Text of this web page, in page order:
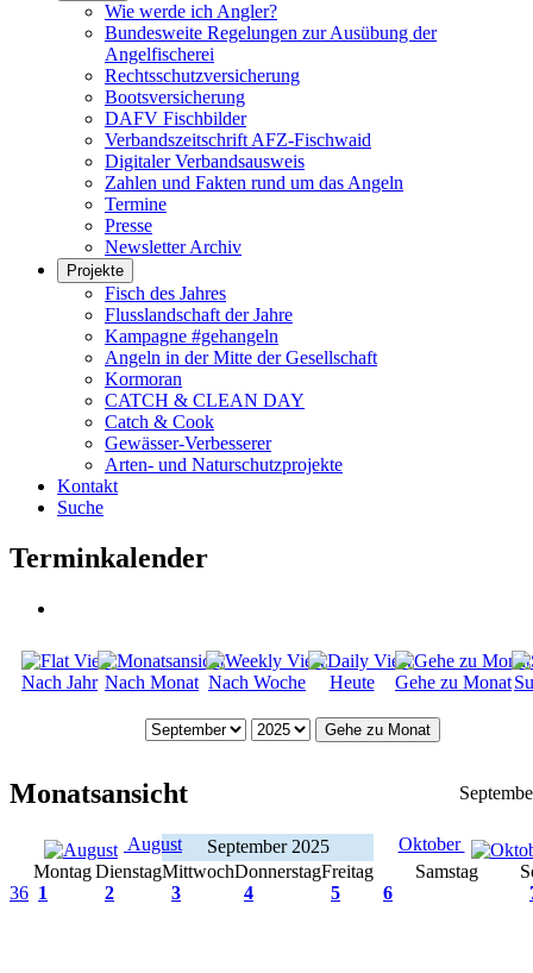
Wie werde ich Angler?
Bundesweite Regelungen zur Ausübung der
Angelfischerei
Rechtsschutzversicherung
Bootsversicherung
DAFV Fischbilder
Verbandszeitschrift AFZ-Fischwaid
Digitaler Verbandsausweis
Zahlen und Fakten rund um das Angeln
Termine
Presse
Newsletter Archiv
Projekte
Fisch des Jahres
Flusslandschaft der Jahre
Kampagne #gehangeln
Angeln in der Mitte der Gesellschaft
Kormoran
CATCH & CLEAN DAY
Catch & Cook
Gewässer-Verbesserer
Arten- und Naturschutzprojekte
Kontakt
Suche
Terminkalender
Nach Jahr Nach Monat Nach Woche Heute Gehe zu Monat
Gehe zu Monat
Monatsansicht
August September 2025
Oktober
Montag DienstagMittwochDonnerstagFreitag Samstag
36 1 2 3 4 5 6